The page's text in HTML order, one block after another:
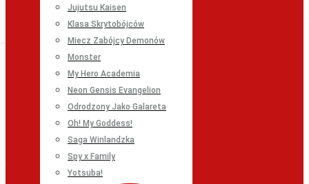
Jujutsu Kaisen
Klasa Skrytobójców
Miecz Zabójcy Demonów
Monster
My Hero Academia
Neon Gensis Evangelion
Odrodzony Jako Galareta
Oh! My Goddess!
Saga Winlandzka
Spy x Family
Yotsuba!